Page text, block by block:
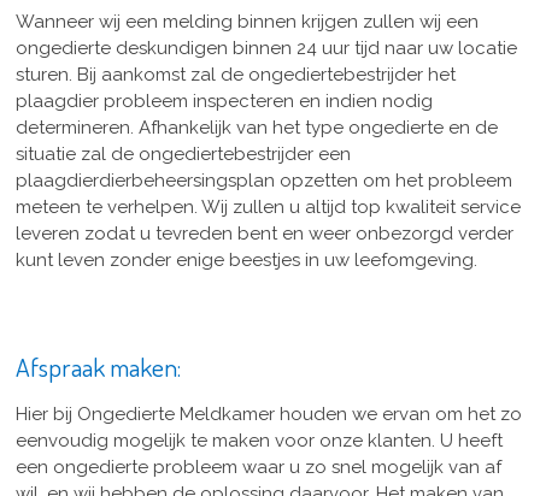
Wanneer wij een melding binnen krijgen zullen wij een
ongedierte deskundigen binnen 24 uur tijd naar uw locatie
sturen. Bij aankomst zal de ongediertebestrijder het
plaagdier probleem inspecteren en indien nodig
determineren. Afhankelijk van het type ongedierte en de
situatie zal de ongediertebestrijder een
plaagdierdierbeheersingsplan opzetten om het probleem
meteen te verhelpen. Wij zullen u altijd top kwaliteit service
leveren zodat u tevreden bent en weer onbezorgd verder
kunt leven zonder enige beestjes in uw leefomgeving.
Afspraak maken:
Hier bij Ongedierte Meldkamer houden we ervan om het zo
eenvoudig mogelijk te maken voor onze klanten. U heeft
een ongedierte probleem waar u zo snel mogelijk van af